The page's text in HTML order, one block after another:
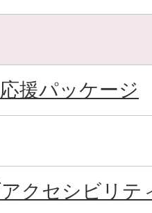
援パッケージ
クセシビリテ